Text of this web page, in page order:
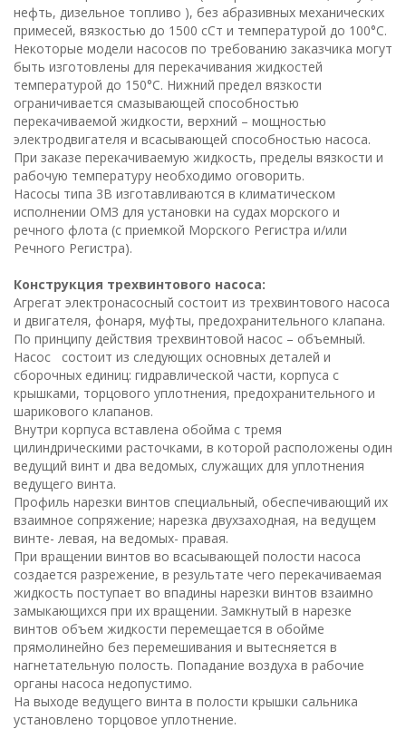
нефть, дизельное топливо ), без абразивных механических
примесей, вязкостью до 1500 сСт и температурой до 100°С.
Некоторые модели насосов по требованию заказчика могут
быть изготовлены для перекачивания жидкостей
температурой до 150°С. Нижний предел вязкости
ограничивается смазывающей способностью
перекачиваемой жидкости, верхний – мощностью
электродвигателя и всасывающей способностью насоса.
При заказе перекачиваемую жидкость, пределы вязкости и
рабочую температуру необходимо оговорить.
Насосы типа 3В изготавливаются в климатическом
исполнении ОМЗ для установки на судах морского и
речного флота (с приемкой Морского Регистра и/или
Речного Регистра).
Конструкция трехвинтового насоса:
Агрегат электронасосный состоит из трехвинтового насоса
и двигателя, фонаря, муфты, предохранительного клапана.
По принципу действия трехвинтовой насос – объемный.
Насос состоит из следующих основных деталей и
сборочных единиц: гидравлической части, корпуса с
крышками, торцового уплотнения, предохранительного и
шарикового клапанов.
Внутри корпуса вставлена обойма с тремя
цилиндрическими расточками, в которой расположены один
ведущий винт и два ведомых, служащих для уплотнения
ведущего винта.
Профиль нарезки винтов специальный, обеспечивающий их
взаимное сопряжение; нарезка двухзаходная, на ведущем
винте- левая, на ведомых- правая.
При вращении винтов во всасывающей полости насоса
создается разрежение, в результате чего перекачиваемая
жидкость поступает во впадины нарезки винтов взаимно
замыкающихся при их вращении. Замкнутый в нарезке
винтов объем жидкости перемещается в обойме
прямолинейно без перемешивания и вытесняется в
нагнетательную полость. Попадание воздуха в рабочие
органы насоса недопустимо.
На выходе ведущего винта в полости крышки сальника
установлено торцовое уплотнение.